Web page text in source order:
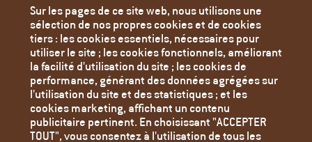
page
Annuaire des Associations
Transports
Déchèteries
Liens utiles
Agenda
Sur les pages de ce site web, nous utilisons une
sélection de nos propres cookies et de cookies
tiers : les cookies essentiels, nécessaires pour
utiliser le site ; les cookies fonctionnels, améliorant
la facilité d'utilisation du site ; les cookies de
performance, générant des données agrégées sur
l'utilisation du site et des statistiques ; et les
cookies marketing, affichant un contenu
publicitaire pertinent. En choisissant "ACCEPTER
TOUT", vous consentez à l'utilisation de tous les